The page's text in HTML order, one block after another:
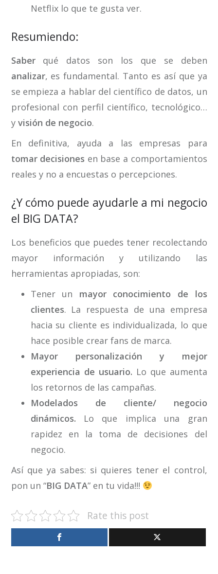
Netflix lo que te gusta ver.
Resumiendo:
Saberqué datos son los que se deben
analizar, es fundamental. Tanto es así que ya
se empieza a hablar del científico de datos, un
profesional con perfil científico, tecnológico…
y visión de negocio.
En definitiva, ayuda a las empresas para
tomar decisiones en base a comportamientos
reales y no a encuestas o percepciones.
¿Y cómo puede ayudarle a mi negocio
el BIG DATA?
Los beneficios que puedes tener recolectando
mayor información y utilizando las
herramientas apropiadas, son:
Tener un mayor conocimiento de los
clientes. La respuesta de una empresa
hacia su cliente es individualizada, lo que
hace posible crear fans de marca.
Mayor personalización y mejor
experiencia de usuario. Lo que aumenta
los retornos de las campañas.
Modelados de cliente/ negocio
dinámicos. Lo que implica una gran
rapidez en la toma de decisiones del
negocio.
Así que ya sabes: si quieres tener el control,
pon un “BIG DATA” en tu vida!!!
Rate this post